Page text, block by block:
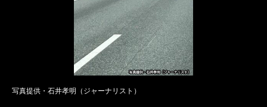
写真提供・石井孝明（ジャーナリスト）